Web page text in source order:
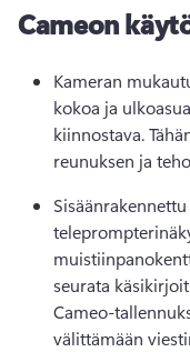
Cameon
Kameran
kokoa ja
kiinnostava.
reunuksen ja
seurata
Cameo-
välittämään